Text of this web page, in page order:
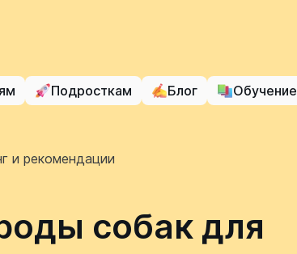
Подросткам Блог Обучение
и рекомендации
собак для